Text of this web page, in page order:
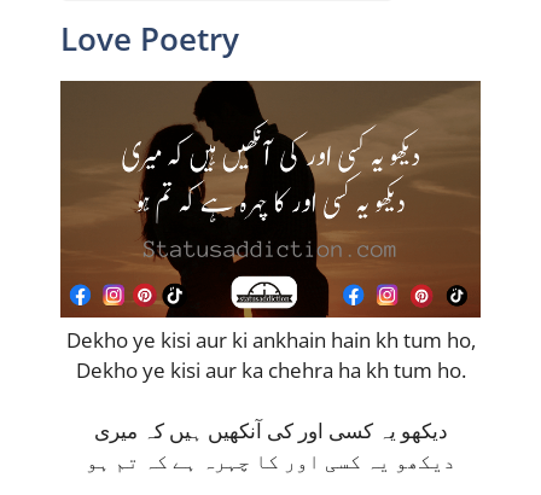
Love Poetry
Dekho ye kisi aur ki ankhain hain kh tum ho,
Dekho ye kisi aur ka chehra ha kh tum ho.
دیکھو یہ کسی اور کی آنکھیں ہیں کہ میری
دیکھو یہ کسی اور کا چہرہ ہے کہ تم ہو